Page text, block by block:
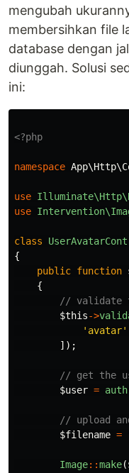
mengubah
membersihkan file
database dengan
diunggah. Solusi
ini:
<?php
namespace
use
use
class
{
public function
{
// validate
$this->
'avatar'
]);
// get the
$user = auth
// upload
$filename =
Image::make(